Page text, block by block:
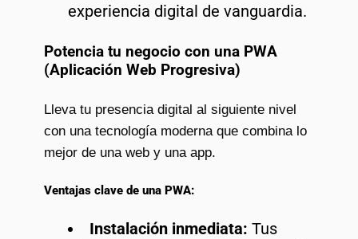
experiencia digital de vanguardia.
Potencia tu negocio con una PWA
(Aplicación Web Progresiva)
Lleva tu presencia digital al siguiente nivel
con una tecnología moderna que combina lo
mejor de una web y una app.
Ventajas clave de una PWA:
Instalación inmediata: Tus